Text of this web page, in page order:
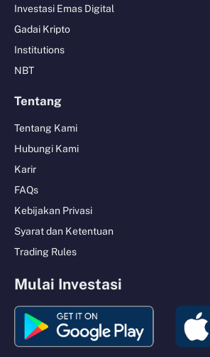
Investasi Emas Digital
Gadai Kripto
Institutions
NBT
Tentang
Tentang Kami
Hubungi Kami
Karir
FAQs
Kebijakan Privasi
Syarat dan Ketentuan
Trading Rules
Mulai Investasi